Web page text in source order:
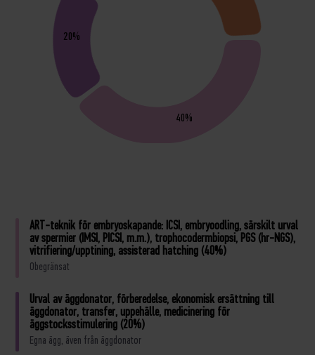
40%
20%
ART-teknik för embryoskapande: ICSI, embryoodling, särskilt urval
av spermier (IMSI, PICSI, m.m.), trophocodermbiopsi, PGS (hr-NGS),
vitrifiering/upptining, assisterad hatching (40%)
Obegränsat
Urval av äggdonator, förberedelse, ekonomisk ersättning till
äggdonator, transfer, uppehälle, medicinering för
äggstocksstimulering (20%)
Egna ägg, även från äggdonator